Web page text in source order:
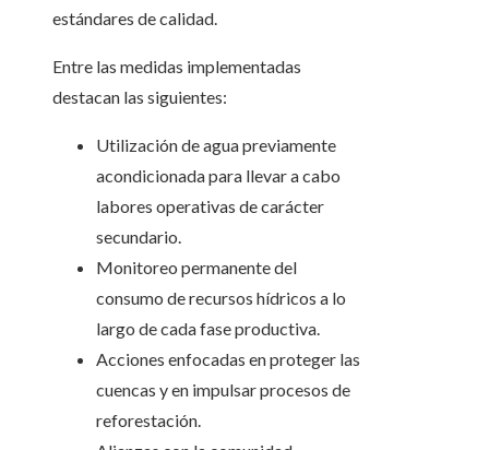
estándares de calidad.
Entre las medidas implementadas
destacan las siguientes:
Utilización de agua previamente
acondicionada para llevar a cabo
labores operativas de carácter
secundario.
Monitoreo permanente del
consumo de recursos hídricos a lo
largo de cada fase productiva.
Acciones enfocadas en proteger las
cuencas y en impulsar procesos de
reforestación.